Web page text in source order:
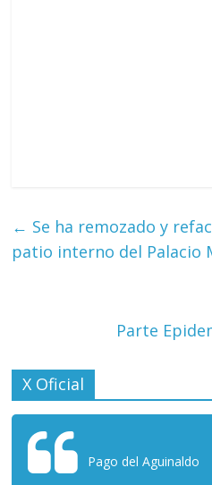
← Se ha remozado y
patio interno del Palacio
Parte
X Oficial
Pago del Aguinaldo